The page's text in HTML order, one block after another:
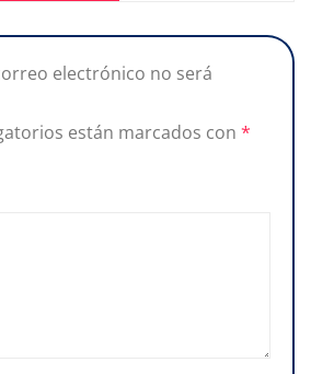
electrónico no será
están marcados con *